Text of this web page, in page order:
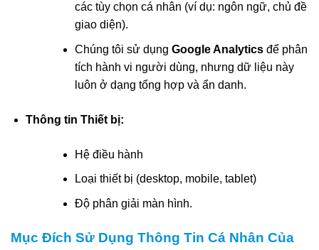
các tùy chọn cá nhân (ví dụ: ngôn ngữ, chủ đề
giao diện).
Chúng tôi sử dụng Google Analyticsđể phân
tích hành vi người dùng, nhưng dữ liệu này
luôn ở dạng tổng hợp và ẩn danh.
Thông tin Thiết bị:
Hệ điều hành
Loại thiết bị (desktop, mobile, tablet)
Độ phân giải màn hình.
Mục Đích Sử Dụng Thông Tin Cá Nhân Của